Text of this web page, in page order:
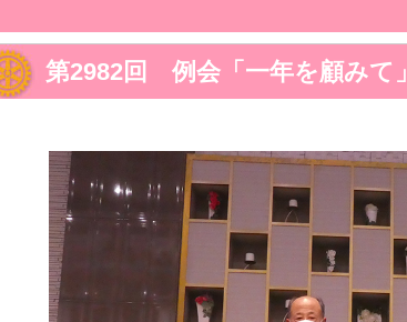
第2982回 例会「一年を顧みて」